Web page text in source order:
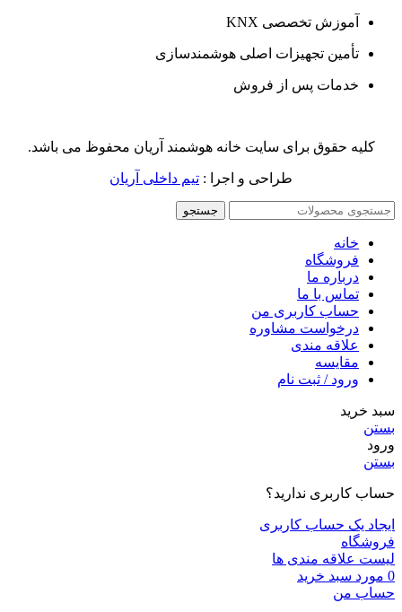
آموزش تخصصی KNX
تأمین تجهیزات اصلی هوشمندسازی
خدمات پس از فروش
کلیه حقوق برای سایت خانه هوشمند آریان محفوظ می باشد.
طراحی و اجرا : تیم داخلی آریان
جستجو
خانه
فروشگاه
درباره ما
تماس با ما
حساب کاربری من
درخواست مشاوره
علاقه مندی
مقايسه
ورود / ثبت نام
سبد خرید
بستن
ورود
بستن
حساب کاربری ندارید؟
ایجاد یک حساب کاربری
فروشگاه
لیست علاقه مندی ها
0 مورد سبد خرید
حساب من